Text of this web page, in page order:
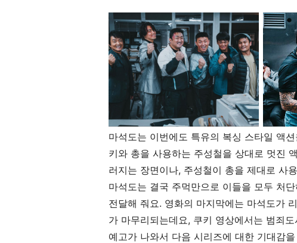
마석도는 이번에도 특유의 복싱 스타일 액
키와 총을 사용하는 주성철을 상대로 멋진
러지는 장면이나, 주성철이 총을 제대로 사
마석도는 결국 주먹만으로 이들을 모두 처
전달해 줘요. 영화의 마지막에는 마석도가
가 마무리되는데요, 쿠키 영상에서는 범죄
예고가 나와서 다음 시리즈에 대한 기대감